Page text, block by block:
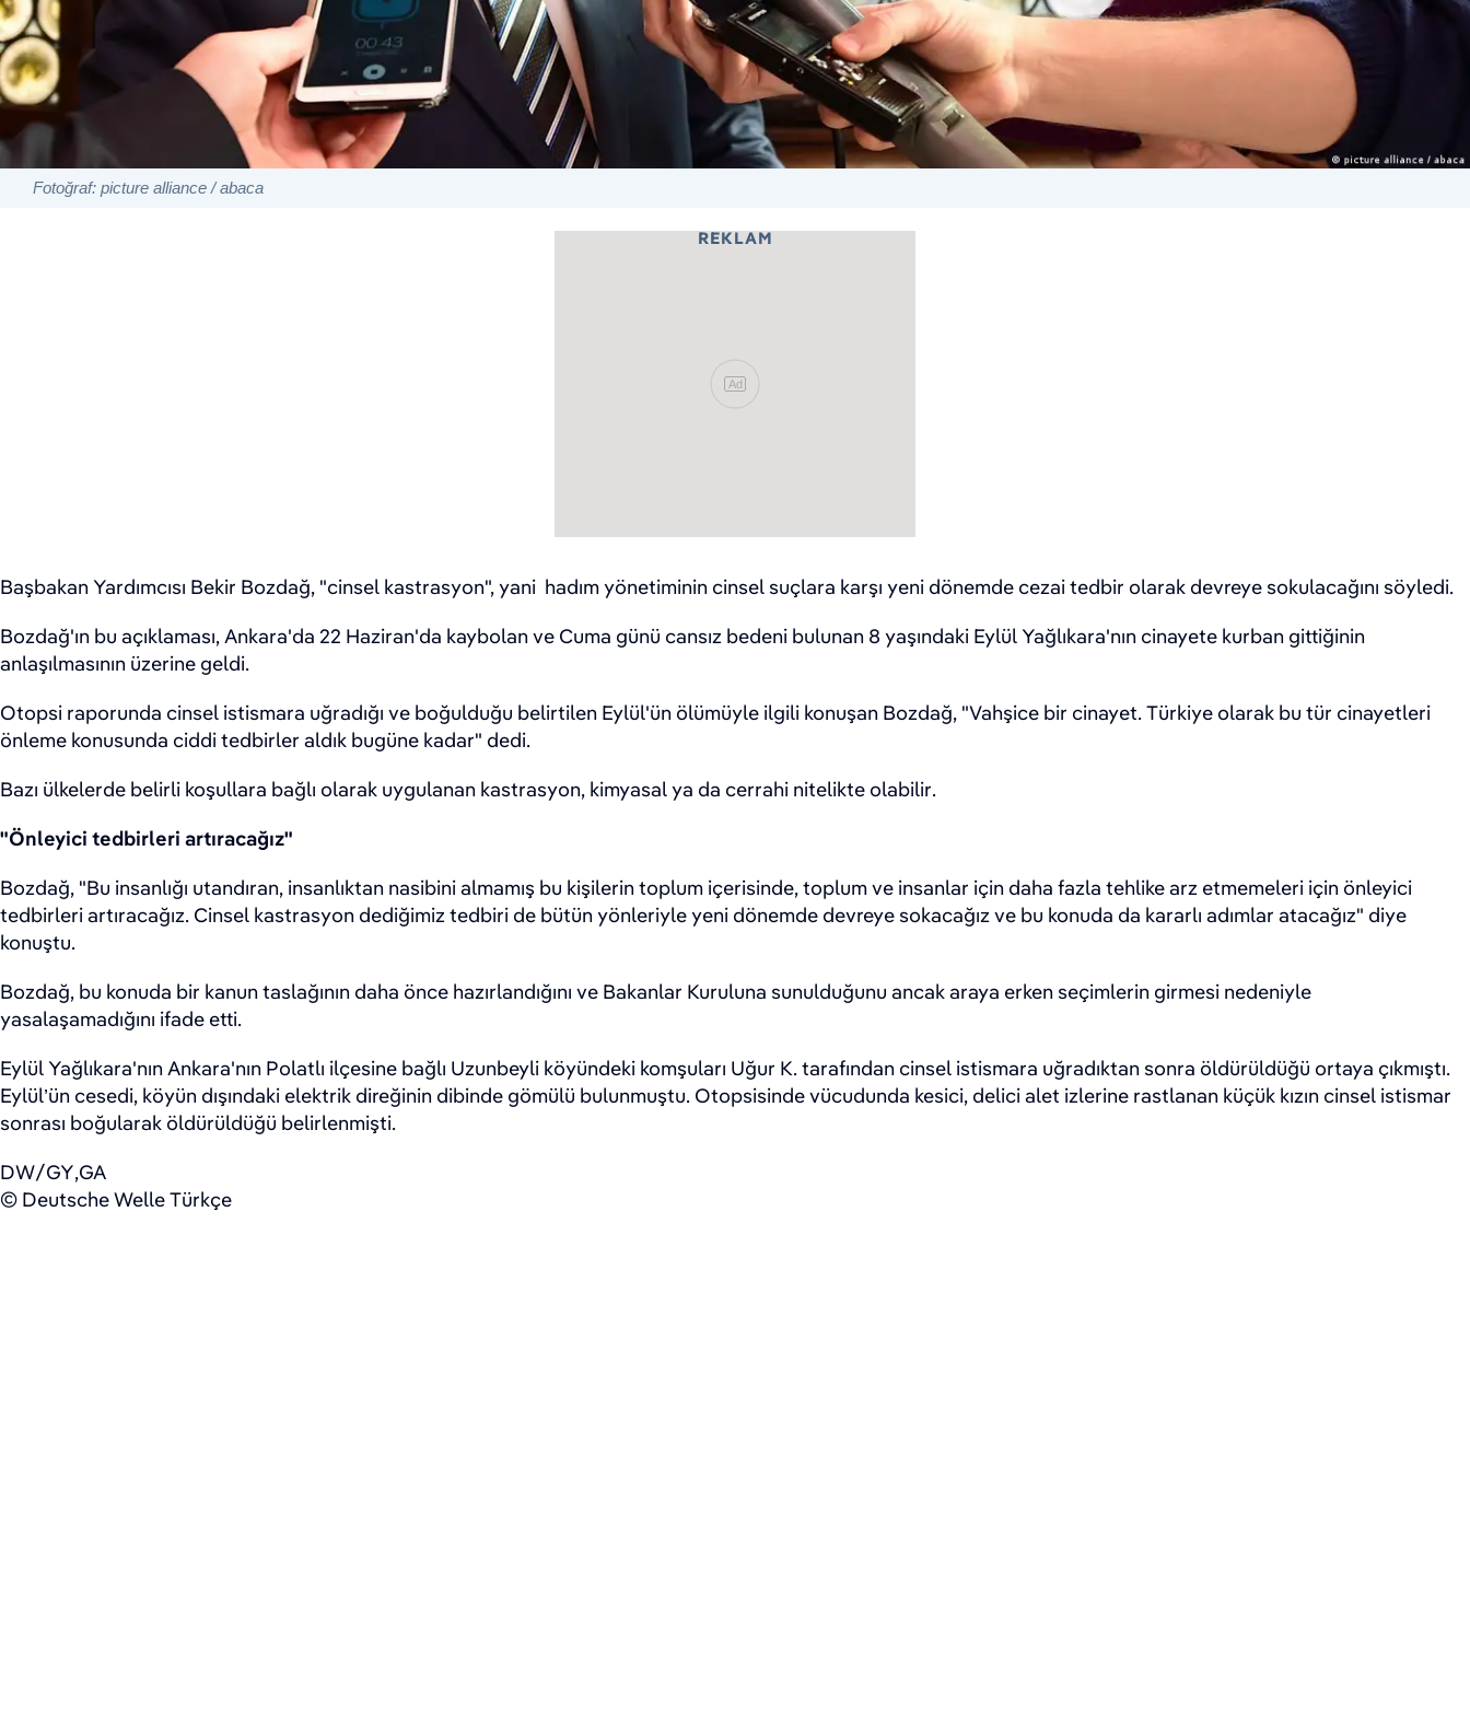
Fotoğraf: picture alliance / abaca
REKLAM
Ad
Başbakan Yardımcısı Bekir Bozdağ, "cinsel kastrasyon", yani hadım yönetiminin cinsel suçlara karşı yeni dönemde cezai tedbir olarak devreye sokulacağını söyledi.
Bozdağ'ın bu açıklaması, Ankara'da 22 Haziran'da kaybolan ve Cuma günü cansız bedeni bulunan 8 yaşındaki Eylül Yağlıkara'nın cinayete kurban gittiğinin
anlaşılmasının üzerine geldi.
Otopsi raporunda cinsel istismara uğradığı ve boğulduğu belirtilen Eylül'ün ölümüyle ilgili konuşan Bozdağ, "Vahşice bir cinayet. Türkiye olarak bu tür cinayetleri
önleme konusunda ciddi tedbirler aldık bugüne kadar" dedi.
Bazı ülkelerde belirli koşullara bağlı olarak uygulanan kastrasyon, kimyasal ya da cerrahi nitelikte olabilir.
"Önleyici tedbirleri artıracağız"
Bozdağ, "Bu insanlığı utandıran, insanlıktan nasibini almamış bu kişilerin toplum içerisinde, toplum ve insanlar için daha fazla tehlike arz etmemeleri için önleyici
tedbirleri artıracağız. Cinsel kastrasyon dediğimiz tedbiri de bütün yönleriyle yeni dönemde devreye sokacağız ve bu konuda da kararlı adımlar atacağız" diye
konuştu.
Bozdağ, bu konuda bir kanun taslağının daha önce hazırlandığını ve Bakanlar Kuruluna sunulduğunu ancak araya erken seçimlerin girmesi nedeniyle
yasalaşamadığını ifade etti.
Eylül Yağlıkara'nın Ankara'nın Polatlı ilçesine bağlı Uzunbeyli köyündeki komşuları Uğur K. tarafından cinsel istismara uğradıktan sonra öldürüldüğü ortaya çıkmıştı.
Eylül’ün cesedi, köyün dışındaki elektrik direğinin dibinde gömülü bulunmuştu. Otopsisinde vücudunda kesici, delici alet izlerine rastlanan küçük kızın cinsel istismar
sonrası boğularak öldürüldüğü belirlenmişti.
DW/GY,GA
© Deutsche Welle Türkçe